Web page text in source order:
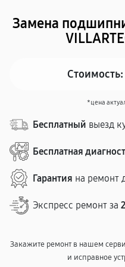
Замена
Стоимость:
*цена
Бесплатный выезд
Бесплатная
Гарантия на ремонт
Экспресс ремонт за
Закажите ремонт в нашем
и исправное